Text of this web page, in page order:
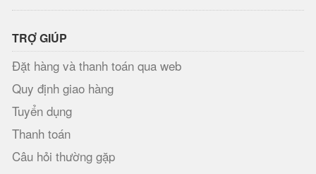
TRỢ GIÚP
Đặt hàng và thanh toán qua web
Quy định giao hàng
Tuyển dụng
Thanh toán
Câu hỏi thường gặp